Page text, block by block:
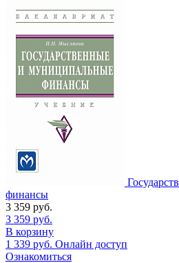
финансы
3 359 руб.
3 359 руб.
В корзину
1 339 руб. Онлайн доступ
Ознакомиться